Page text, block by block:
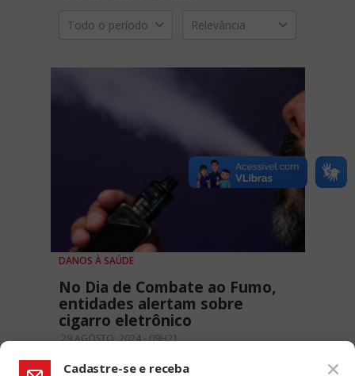
Todo o período Relevância
DANOS À SAÚDE
No Dia de Combate ao Fumo,
entidades alertam sobre
cigarro eletrônico
29 AGOSTO, 2024 - 09H21
Cadastre-se e receba